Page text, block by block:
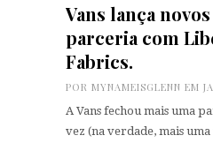
Vans lança
parceria com
Fabrics.
POR MYNAMEISGLENN EM
A Vans fechou mais uma
vez (na verdade, mais